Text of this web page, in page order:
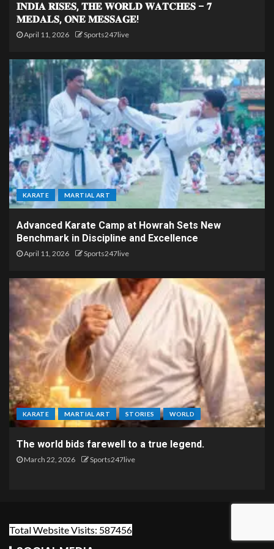
𝐈𝐍𝐃𝐈𝐀 𝐑𝐈𝐒𝐄𝐒, 𝐓𝐇𝐄 𝐖𝐎𝐑𝐋𝐃 𝐖𝐀𝐓𝐂𝐇𝐄𝐒 – 𝟕
𝐌𝐄𝐃𝐀𝐋𝐒, 𝐎𝐍𝐄 𝐌𝐄𝐒𝐒𝐀𝐆𝐄!
April 11, 2026 Sports247live
KARATE MARTIAL ART
Advanced Karate Camp at Howrah Sets New
Benchmark in Discipline and Excellence
April 11, 2026 Sports247live
KARATE MARTIAL ART STORIES WORLD
The world bids farewell to a true legend.
March 22, 2026 Sports247live
Total Website Visits: 587456